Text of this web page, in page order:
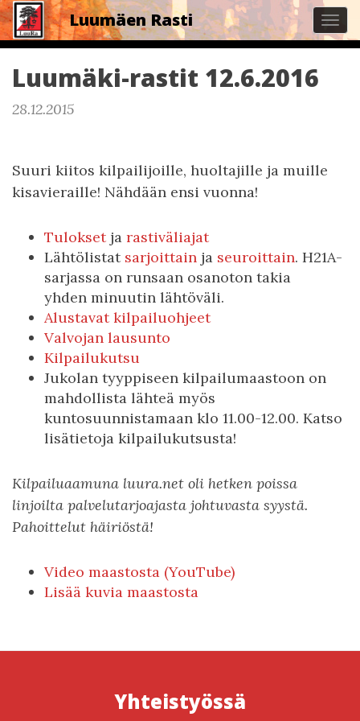
Luumäen Rasti
Luumäki-rastit 12.6.2016
28.12.2015
Suuri kiitos kilpailijoille, huoltajille ja muille
kisavieraille! Nähdään ensi vuonna!
Tuloksetja rastiväliajat
Lähtölistat sarjoittain ja seuroittain. H21A-
sarjassa on runsaan osanoton takia
yhden minuutin lähtöväli.
Alustavat kilpailuohjeet
Valvojan lausunto
Kilpailukutsu
Jukolan tyyppiseen kilpailumaastoon on
mahdollista lähteä myös
kuntosuunnistamaan klo 11.00-12.00. Katso
lisätietoja kilpailukutsusta!
Kilpailuaamuna luura.net oli hetken poissa
linjoilta palvelutarjoajasta johtuvasta syystä.
Pahoittelut häiriöstä!
Video maastosta (YouTube)
Lisää kuvia maastosta
Yhteistyössä